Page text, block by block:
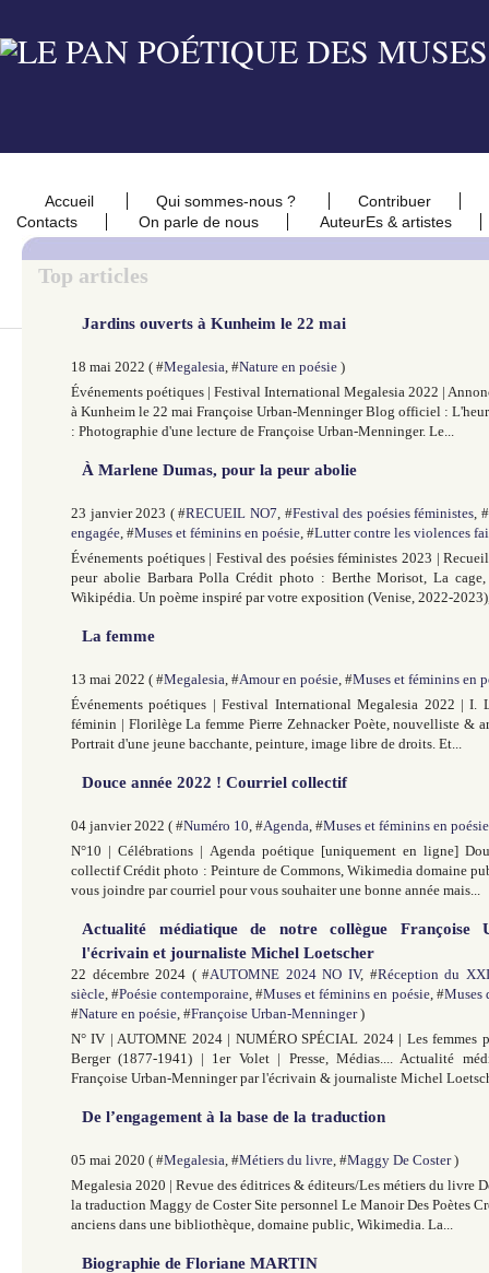
Accueil Qui sommes-nous ?
Contribuer
Contacts
On parle de nous AuteurEs & artistes
Top articles
Jardins ouverts à Kunheim le 22 mai
18 mai 2022 ( #Megalesia , #Nature en poésie )
Événements poétiques | Festival International Megalesia 2022 |
à Kunheim le 22 mai Françoise Urban-Menninger Blog officiel :
: Photographie d'une lecture de Françoise Urban-Menninger. Le...
À Marlene Dumas, pour la peur abolie
23 janvier 2023 ( #RECUEIL NO7 , #Festival des poésies féministes , #
engagée , #Muses et féminins en poésie , #Lutter contre les violences
Événements poétiques | Festival des poésies féministes 2023 |
peur abolie Barbara Polla Crédit photo : Berthe Morisot, La
Wikipédia. Un poème inspiré par votre exposition (Venise, 2022-
La femme
13 mai 2022 ( #Megalesia , #Amour en poésie , #Muses et féminins en
Événements poétiques | Festival International Megalesia 2022 | I.
féminin | Florilège La femme Pierre Zehnacker Poète, nouvelliste &
Portrait d'une jeune bacchante, peinture, image libre de droits. Et...
Douce année 2022 ! Courriel collectif
04 janvier 2022 ( #Numéro 10 , #Agenda , #Muses et féminins en poésie
N°10 | Célébrations | Agenda poétique [uniquement en ligne]
collectif Crédit photo : Peinture de Commons, Wikimedia domaine
vous joindre par courriel pour vous souhaiter une bonne année mais...
Actualité médiatique de notre collègue Françoise
l'écrivain et journaliste Michel Loetscher
22 décembre 2024 ( #AUTOMNE 2024 NO IV, #Réception du
siècle , #Poésie contemporaine , #Muses et féminins en poésie, #Muses
#Nature en poésie , #Françoise Urban-Menninger)
N° IV | AUTOMNE 2024 | NUMÉRO SPÉCIAL 2024 | Les femmes
Berger (1877-1941) | 1er Volet | Presse, Médias.... Actualité
Françoise Urban-Menninger par l'écrivain & journaliste Michel
De l’engagement à la base de la traduction
05 mai 2020 ( #Megalesia , #Métiers du livre , #Maggy De Coster)
Megalesia 2020 | Revue des éditrices & éditeurs/Les métiers du livre
la traduction Maggy de Coster Site personnel Le Manoir Des Poètes
anciens dans une bibliothèque, domaine public, Wikimedia. La...
Biographie de Floriane MARTIN